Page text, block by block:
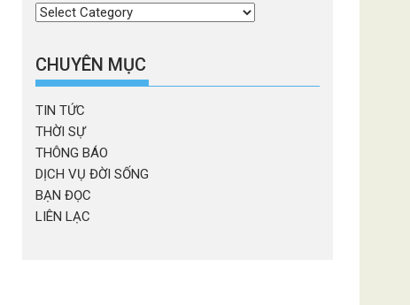
Chọn
mục
CHUYÊN MỤC
TIN TỨC
THỜI SỰ
THÔNG BÁO
DỊCH VỤ ĐỜI SỐNG
BẠN ĐỌC
LIÊN LẠC